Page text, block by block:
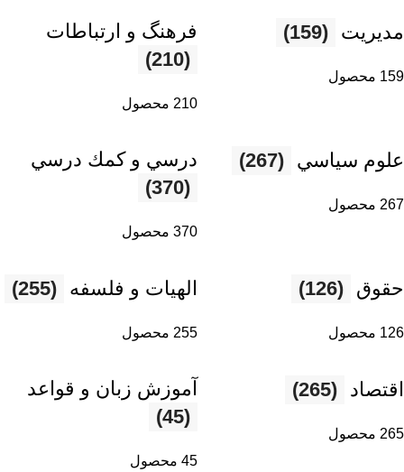
مديريت (159)
159 محصول
فرهنگ و ارتباطات
(210)
210 محصول
علوم سياسي (267)
267 محصول
درسي و كمك درسي
(370)
370 محصول
حقوق (126)
126 محصول
الهیات و فلسفه (255)
255 محصول
اقتصاد (265)
265 محصول
آموزش زبان و قواعد
(45)
45 محصول